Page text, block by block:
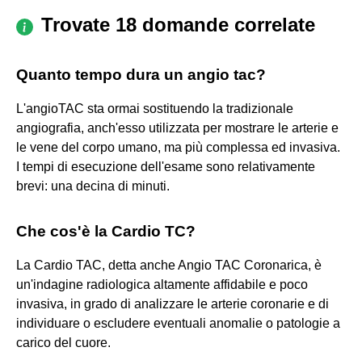
Trovate 18 domande correlate
Quanto tempo dura un angio tac?
L'angioTAC sta ormai sostituendo la tradizionale
angiografia, anch'esso utilizzata per mostrare le arterie e
le vene del corpo umano, ma più complessa ed invasiva.
I tempi di esecuzione dell'esame sono relativamente
brevi: una decina di minuti.
Che cos'è la Cardio TC?
La Cardio TAC, detta anche Angio TAC Coronarica, è
un'indagine radiologica altamente affidabile e poco
invasiva, in grado di analizzare le arterie coronarie e di
individuare o escludere eventuali anomalie o patologie a
carico del cuore.